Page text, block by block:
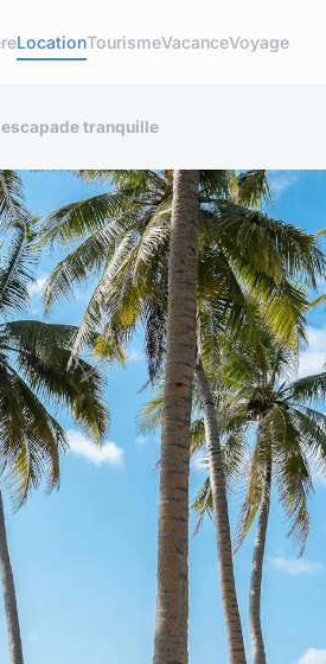
LocationTourismeVacanceVoyage
tranquille